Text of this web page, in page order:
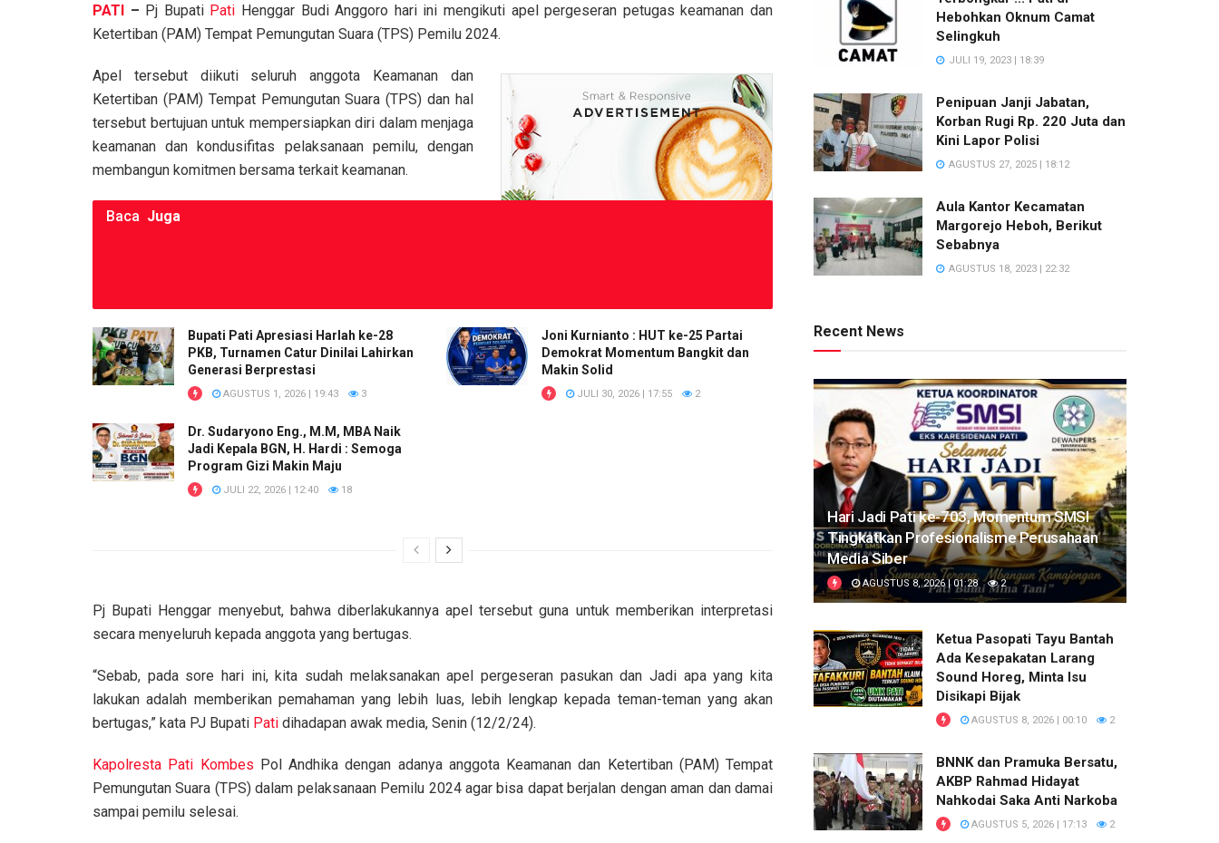
ce
o
o
k
tt
er
ail at
s
A
p
p
py
n
k
ar
e
PATI – Pj Bupati Pati Henggar Budi Anggoro hari ini mengikuti apel pergeseran petugas keamanan dan
Ketertiban (PAM) Tempat Pemungutan Suara (TPS) Pemilu 2024.
Apel tersebut diikuti seluruh anggota Keamanan dan
Ketertiban (PAM) Tempat Pemungutan Suara (TPS) dan hal
tersebut bertujuan untuk mempersiapkan diri dalam menjaga
keamanan dan kondusifitas pelaksanaan pemilu, dengan
membangun komitmen bersama terkait keamanan.
Baca Juga
Bupati Pati Apresiasi Harlah ke-28
PKB, Turnamen Catur Dinilai Lahirkan
Generasi Berprestasi
AGUSTUS 1, 2026 | 19:43 3
Joni Kurnianto : HUT ke-25 Partai
Demokrat Momentum Bangkit dan
Makin Solid
JULI 30, 2026 | 17:55 2
Dr. Sudaryono Eng., M.M, MBA Naik
Jadi Kepala BGN, H. Hardi : Semoga
Program Gizi Makin Maju
JULI 22, 2026 | 12:40 18
Pj Bupati Henggar menyebut, bahwa diberlakukannya apel tersebut guna untuk memberikan interpretasi
secara menyeluruh kepada anggota yang bertugas.
“Sebab, pada sore hari ini, kita sudah melaksanakan apel pergeseran pasukan dan Jadi apa yang kita
lakukan adalah memberikan pemahaman yang lebih luas, lebih lengkap kepada teman-teman yang akan
bertugas,” kata PJ Bupati Pati dihadapan awak media, Senin (12/2/24).
Kapolresta Pati Kombes Pol Andhika dengan adanya anggota Keamanan dan Ketertiban (PAM) Tempat
Pemungutan Suara (TPS) dalam pelaksanaan Pemilu 2024 agar bisa dapat berjalan dengan aman dan damai
sampai pemilu selesai.
Hebohkan Oknum Camat
Selingkuh
JULI 19, 2023 | 18:39
Penipuan Janji Jabatan,
Korban Rugi Rp. 220 Juta dan
Kini Lapor Polisi
AGUSTUS 27, 2025 | 18:12
Aula Kantor Kecamatan
Margorejo Heboh, Berikut
Sebabnya
AGUSTUS 18, 2023 | 22:32
Recent News
Hari Jadi Pati ke-703, Momentum SMSI
Tingkatkan Profesionalisme Perusahaan
Media Siber
AGUSTUS 8, 2026 | 01:28 2
Ketua Pasopati Tayu Bantah
Ada Kesepakatan Larang
Sound Horeg, Minta Isu
Disikapi Bijak
AGUSTUS 8, 2026 | 00:10 2
BNNK dan Pramuka Bersatu,
AKBP Rahmad Hidayat
Nahkodai Saka Anti Narkoba
AGUSTUS 5, 2026 | 17:13 2